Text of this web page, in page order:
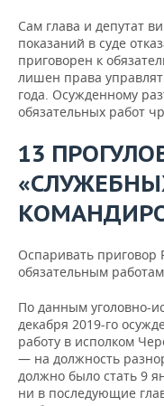
Сам глава и депутат
показаний в суде
приговорен к
лишен права
года. Осужденному
обязательных работ
13
Оспаривать приговор
обязательным
По данным уголовно-
декабря 2019-го
работу в исполком
— на должность
должно было стать 9
ни в последующие